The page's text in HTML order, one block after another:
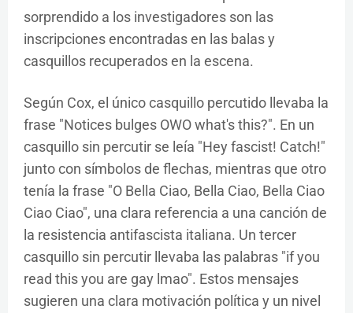
sorprendido a los investigadores son las
inscripciones encontradas en las balas y
casquillos recuperados en la escena.
Según Cox, el único casquillo percutido llevaba la
frase "Notices bulges OWO what's this?". En un
casquillo sin percutir se leía "Hey fascist! Catch!"
junto con símbolos de flechas, mientras que otro
tenía la frase "O Bella Ciao, Bella Ciao, Bella Ciao
Ciao Ciao", una clara referencia a una canción de
la resistencia antifascista italiana. Un tercer
casquillo sin percutir llevaba las palabras "if you
read this you are gay lmao". Estos mensajes
sugieren una clara motivación política y un nivel